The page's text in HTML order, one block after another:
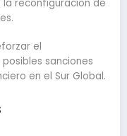
la reconfiguración de
el
sanciones
en el Sur Global.